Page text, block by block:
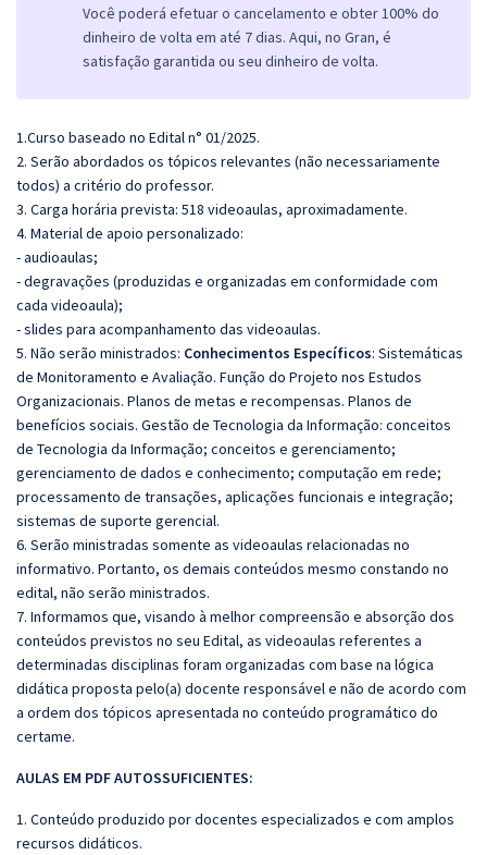
Você poderá efetuar o cancelamento e obter 100% do
dinheiro de volta em até 7 dias. Aqui, no Gran, é
satisfação garantida ou seu dinheiro de volta.
1.Curso baseado no Edital n° 01/2025.
2. Serão abordados os tópicos relevantes (não necessariamente
todos) a critério do professor.
3. Carga horária prevista: 518 videoaulas, aproximadamente.
4. Material de apoio personalizado:
- audioaulas;
- degravações (produzidas e organizadas em conformidade com
cada videoaula);
- slides para acompanhamento das videoaulas.
5. Não serão ministrados: Conhecimentos Específicos: Sistemáticas
de Monitoramento e Avaliação. Função do Projeto nos Estudos
Organizacionais. Planos de metas e recompensas. Planos de
benefícios sociais. Gestão de Tecnologia da Informação: conceitos
de Tecnologia da Informação; conceitos e gerenciamento;
gerenciamento de dados e conhecimento; computação em rede;
processamento de transações, aplicações funcionais e integração;
sistemas de suporte gerencial.
6. Serão ministradas somente as videoaulas relacionadas no
informativo. Portanto, os demais conteúdos mesmo constando no
edital, não serão ministrados.
7. Informamos que, visando à melhor compreensão e absorção dos
conteúdos previstos no seu Edital, as videoaulas referentes a
determinadas disciplinas foram organizadas com base na lógica
didática proposta pelo(a) docente responsável e não de acordo com
a ordem dos tópicos apresentada no conteúdo programático do
certame.
AULAS EM PDF AUTOSSUFICIENTES:
1. Conteúdo produzido por docentes especializados e com amplos
recursos didáticos.